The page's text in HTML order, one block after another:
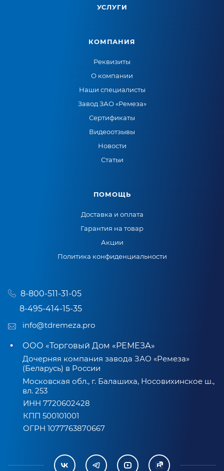
УСЛУГИ
КОМПАНИЯ
Реквизиты
О компании
Наши специалисты
Завод ЗАО «Ремеза»
Сертификаты
Видеоотзывы
Новости
Статьи
ПОМОЩЬ
Доставка и оплата
Гарантия на товар
Акции
Политика конфиденциальности
8-800-511-31-05
8-495-414-15-35
info@tdremeza.pro
ООО «Торговый Дом «РЕМЕЗА»
Дочерняя компания завода ЗАО «Ремеза»
(Беларусь) в России
Московская обл., г. Балашиха, Носовихинское ш.,
вл. 253
ИНН 7720602428
КПП 500101001
ОГРН 1077763870667